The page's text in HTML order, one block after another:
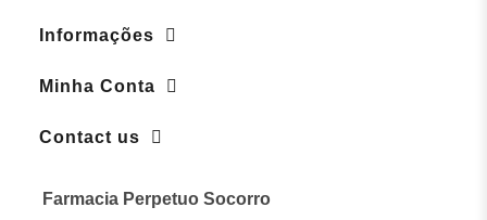
Informações
Minha Conta
Contact us
Farmacia Perpetuo Socorro